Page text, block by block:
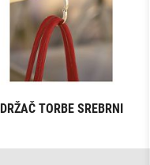
DRŽAČ TORBE SREBRNI